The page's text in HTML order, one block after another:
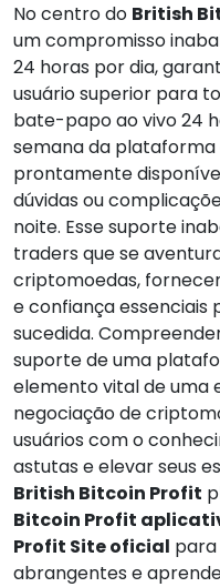
No centro do British
um compromisso
24 horas por dia,
usuário superior para
bate-papo ao vivo 24
semana da plataforma
prontamente
dúvidas ou
noite. Esse suporte
traders que se
criptomoedas,
e confiança
sucedida.
suporte de uma
elemento vital de uma
negociação de
usuários com o
astutas e elevar seus
British Bitcoin Profit
Bitcoin Profit
Profit Site oficial
abrangentes e